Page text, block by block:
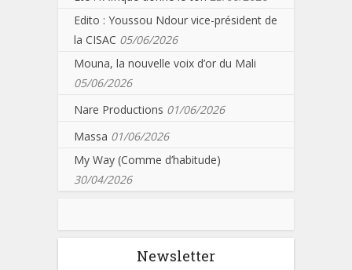
Edito : Youssou Ndour vice-président de
la CISAC 05/06/2026
Mouna, la nouvelle voix d’or du Mali
05/06/2026
Nare Productions 01/06/2026
Massa 01/06/2026
My Way (Comme d’habitude)
30/04/2026
Newsletter